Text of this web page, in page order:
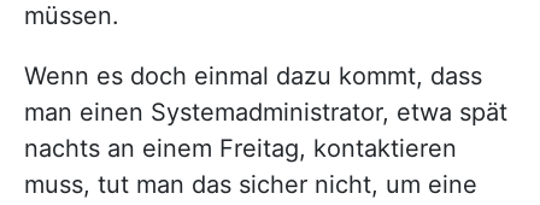
müssen.
Wenn es doch einmal dazu kommt, dass
man einen Systemadministrator, etwa spät
nachts an einem Freitag, kontaktieren
muss, tut man das sicher nicht, um eine